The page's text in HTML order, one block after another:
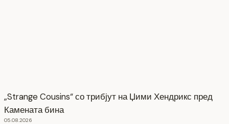
„Strange Cousins“ со трибјут на Џими Хендрикс пред
Камената бина
05.08.2026